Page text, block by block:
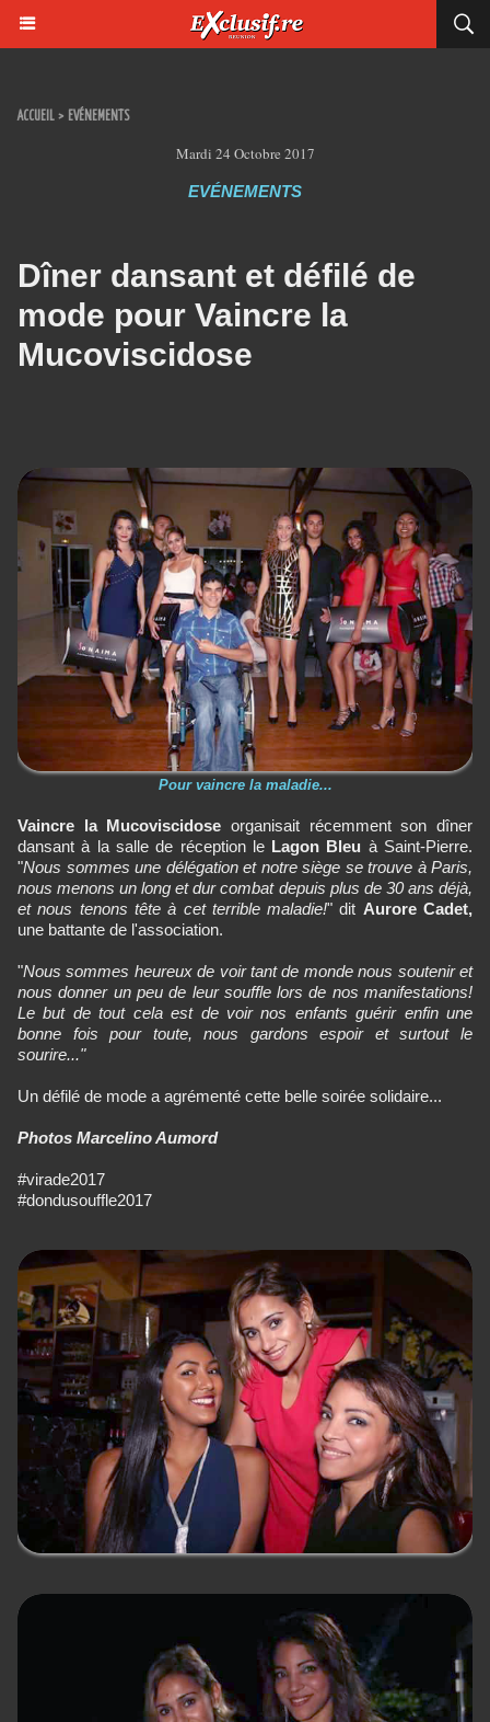
ACCUEIL > EVÉNEMENTS
Mardi 24 Octobre 2017
EVÉNEMENTS
Dîner dansant et défilé de
mode pour Vaincre la
Mucoviscidose
Pour vaincre la maladie...
Vaincre la Mucoviscidose organisait récemment son dîner
dansant à la salle de réception le Lagon Bleu à Saint-Pierre.
"Nous sommes une délégation et notre siège se trouve à Paris,
nous menons un long et dur combat depuis plus de 30 ans déjà,
et nous tenons tête à cet terrible maladie!" dit Aurore Cadet,
une battante de l'association.
"Nous sommes heureux de voir tant de monde nous soutenir et
nous donner un peu de leur souffle lors de nos manifestations!
Le but de tout cela est de voir nos enfants guérir enfin une
bonne fois pour toute, nous gardons espoir et surtout le
sourire..."
Un défilé de mode a agrémenté cette belle soirée solidaire...
Photos Marcelino Aumord
#virade2017
#dondusouffle2017